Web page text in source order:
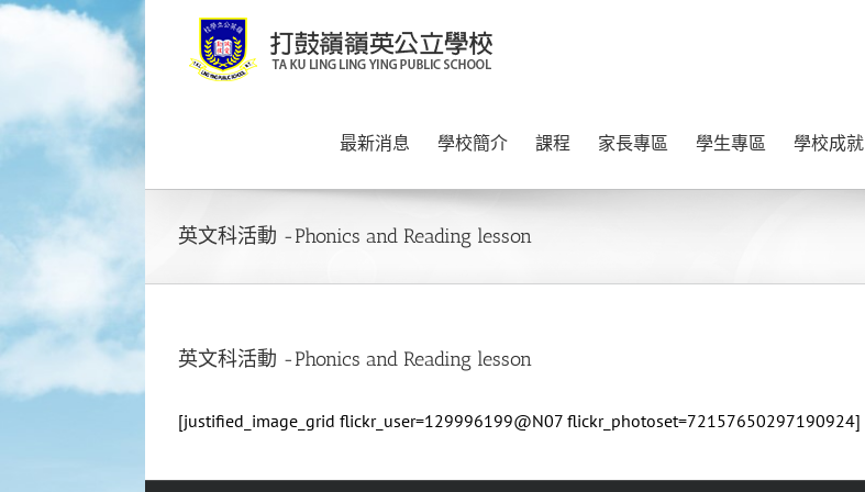
Skip
最新消息 學校簡介 課程 家長專區 學生專區 學校成就
英文科活動 -Phonics and Reading lesson
英文科活動 -Phonics and Reading lesson
[justified_image_grid flickr_user=129996199@N07 flickr_photoset=72157650297190924]